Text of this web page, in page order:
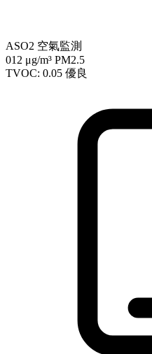
ASO2 空氣監測
012 μg/m³ PM2.5
TVOC: 0.05 優良